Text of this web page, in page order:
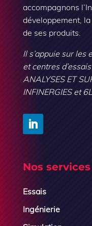
accompagnons
développement,
de ses produits.
Il s’appuie sur les
et centres
ANALYSES ET
INFINERGIES et
Nos services
Essais
Ingénierie